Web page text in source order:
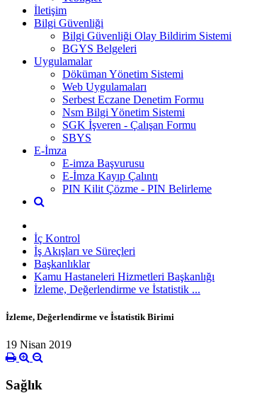
İletişim
Bilgi Güvenliği
Bilgi Güvenliği Olay Bildirim Sistemi
BGYS Belgeleri
Uygulamalar
Döküman Yönetim Sistemi
Web Uygulamaları
Serbest Eczane Denetim Formu
Nsm Bilgi Yönetim Sistemi
SGK İşveren - Çalışan Formu
SBYS
E-İmza
E-imza Başvurusu
E-İmza Kayıp Çalıntı
PIN Kilit Çözme - PIN Belirleme
İç Kontrol
İş Akışları ve Süreçleri
Başkanlıklar
Kamu Hastaneleri Hizmetleri Başkanlığı
İzleme, Değerlendirme ve İstatistik ...
İzleme, Değerlendirme ve İstatistik Birimi
19 Nisan 2019
Sağlık